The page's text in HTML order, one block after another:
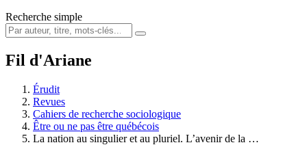
Recherche simple
Fil d'Ariane
Érudit
Revues
Cahiers de recherche sociologique
Être ou ne pas être québécois
La nation au singulier et au pluriel. L’avenir de la …